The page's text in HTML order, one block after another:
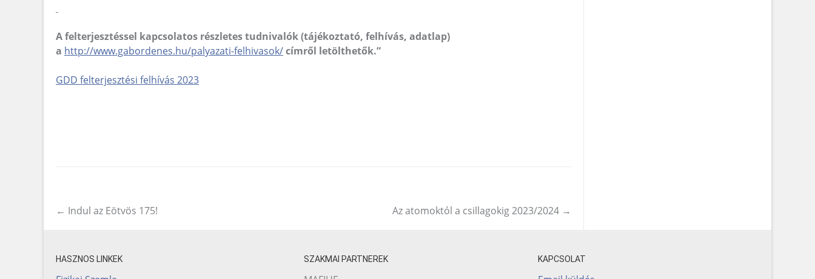
A felterjesztéssel kapcsolatos részletes tudnivalók (tájékoztató, felhívás, adatlap)
a http://www.gabordenes.hu/palyazati-felhivasok/címről letölthetők.”
GDD felterjesztési felhívás 2023
← Indul az Eötvös 175! Az atomoktól a csillagokig 2023/2024 →
HASZNOS LINKEK SZAKMAI PARTNEREK KAPCSOLAT